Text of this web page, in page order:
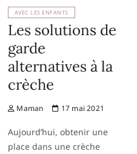
AVEC LES ENFANTS
Les solutions de
garde
alternatives à la
crèche
Maman 17 mai 2021
Aujourd’hui, obtenir une
place dans une crèche